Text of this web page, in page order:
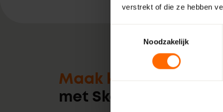
verstrekt of die ze hebben
Noodzakelijk
Maak kennis
met Skodora